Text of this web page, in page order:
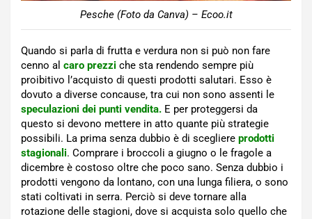
Pesche (Foto da Canva) – Ecoo.it
Quando si parla di frutta e verdura non si può non fare
cenno al caro prezzi che sta rendendo sempre più
proibitivo l’acquisto di questi prodotti salutari. Esso è
dovuto a diverse concause, tra cui non sono assenti le
speculazioni dei punti vendita. E per proteggersi da
questo si devono mettere in atto quante più strategie
possibili. La prima senza dubbio è di scegliere prodotti
stagionali. Comprare i broccoli a giugno o le fragole a
dicembre è costoso oltre che poco sano. Senza dubbio i
prodotti vengono da lontano, con una lunga filiera, o sono
stati coltivati in serra. Perciò si deve tornare alla
rotazione delle stagioni, dove si acquista solo quello che